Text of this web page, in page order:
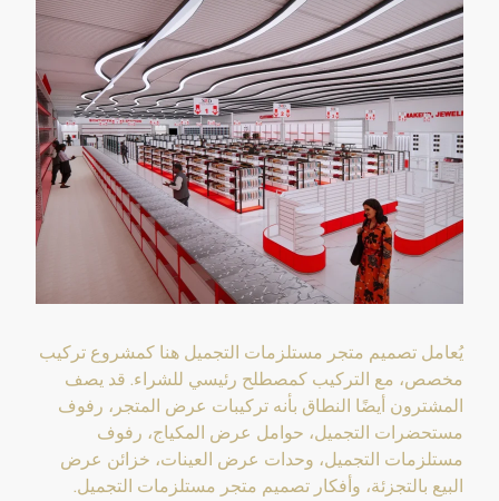
يُعامل تصميم متجر مستلزمات التجميل هنا كمشروع تركيب
مخصص، مع التركيب كمصطلح رئيسي للشراء. قد يصف
المشترون أيضًا النطاق بأنه تركيبات عرض المتجر، رفوف
مستحضرات التجميل، حوامل عرض المكياج، رفوف
مستلزمات التجميل، وحدات عرض العينات، خزائن عرض
البيع بالتجزئة، وأفكار تصميم متجر مستلزمات التجميل.